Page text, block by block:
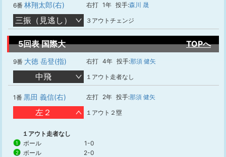
6番 林翔太郎(右) 右打 1年 投手:森川 晟
三振（見逃し） ３アウトチェンジ
5回表 国際大 TOPへ
9番 大徳 岳登(指) 右打 4年 投手:那須 健矢
中飛 １アウト走者なし
1番 黒田 義信(右) 左打 2年 投手:那須 健矢
左２ １アウト２塁
１アウト走者なし
1 ボール 1-0
2 ボール 2-0